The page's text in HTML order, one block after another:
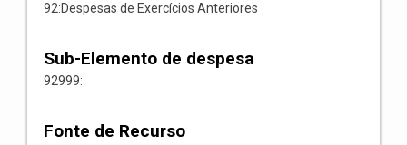
92:Despesas de Exercícios Anteriores
Sub-Elemento de despesa
92999:
Fonte de Recurso